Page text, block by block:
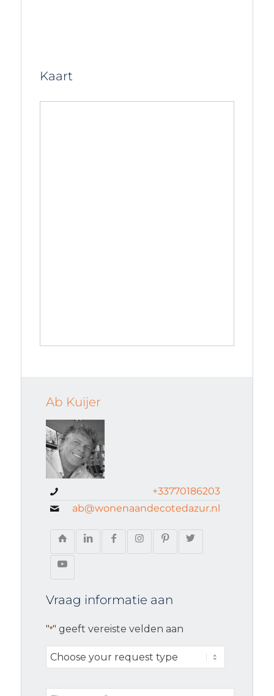
Kaart
Ab Kuijer
+33770186203
ab@wonenaandecotedazur.nl
Vraag informatie aan
"*" geeft vereiste velden aan
Choose
your